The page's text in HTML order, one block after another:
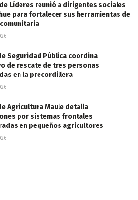
Líderes reunió a dirigentes sociales
para fortalecer sus herramientas de
Seguridad Pública coordina
de rescate de tres personas
en la precordillera
Agricultura Maule detalla
por sistemas frontales
en pequeños agricultores